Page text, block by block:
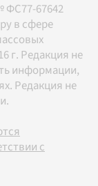
ФС77-67642
в сфере
г. Редакция не
информации,
Редакция не
с